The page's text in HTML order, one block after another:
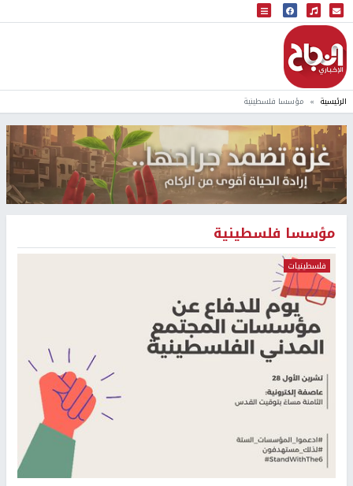
البث المباشر
إذاعة النجاح
الرئيسية مؤسسا فلسطينية
مؤسسا فلسطينية
فلسطينيات